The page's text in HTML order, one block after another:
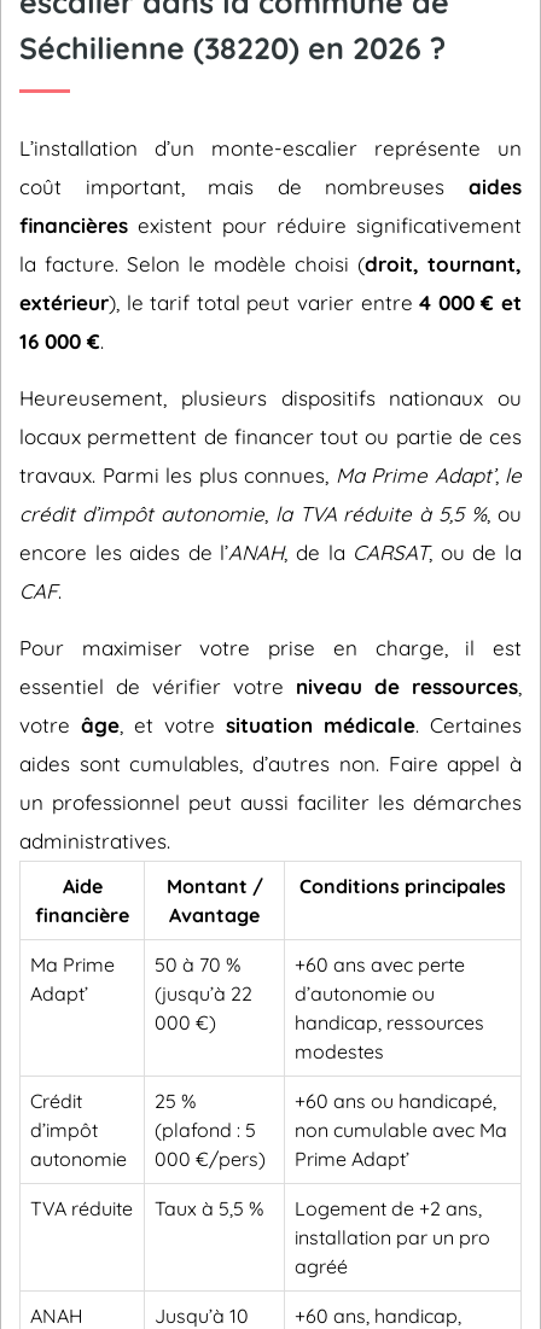
Séchilienne (38220) en 2026 ?
L’installation d’un monte-escalier représente un
coût important, mais de nombreuses aides
financières existent pour réduire significativement
la facture. Selon le modèle choisi (droit, tournant,
extérieur), le tarif total peut varier entre4 000 € et
16 000 €.
Heureusement, plusieurs dispositifs nationaux ou
locaux permettent de financer tout ou partie de ces
travaux. Parmi les plus connues, Ma Prime Adapt’, le
crédit d’impôt autonomie, la TVA réduite à 5,5 %, ou
encore les aides de l’ANAH, de la CARSAT, ou de la
CAF.
Pour maximiser votre prise en charge, il est
essentiel de vérifier votre niveau de ressources
votre âge , et votre situation médicale. Certaines
aides sont cumulables, d’autres non. Faire appel à
un professionnel peut aussi faciliter les démarches
administratives.
Aide
financière
Montant /
Avantage
Conditions principales
Ma Prime
Adapt’
50 à 70 %
(jusqu’à 22
000 €)
+60 ans avec perte
d’autonomie ou
handicap, ressources
modestes
Crédit
d’impôt
autonomie
25 %
(plafond : 5
000 €/pers)
+60 ans ou handicapé,
non cumulable avec Ma
Prime Adapt’
TVA réduite Taux à 5,5 %
Logement de +2 ans,
installation par un pro
agréé
ANAH
Jusqu’à 10
+60 ans, handicap,